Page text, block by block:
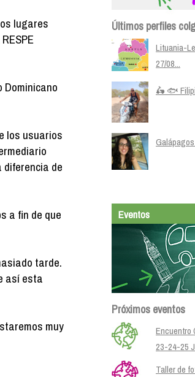
lugares
Dominicano
los usuarios
diferencia de
a fin de que
tarde.
así esta
muy
Últimos perfiles
Lituania-
27/08...
🛵 🐟
Eventos
Próximos eventos
Encuentro
23-24-25
Taller de